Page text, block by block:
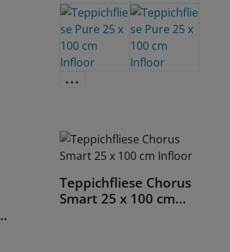
Details
Teppichfliese Chorus
Smart 25 x 100 cm